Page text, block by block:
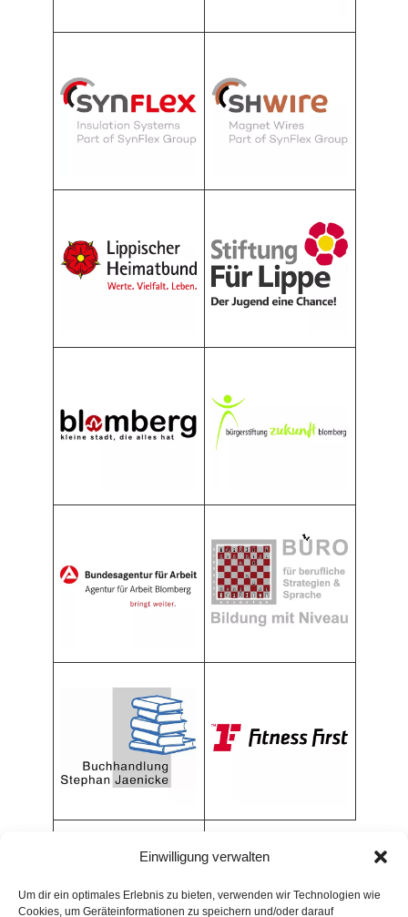
Einwilligung verwalten
Um dir ein optimales Erlebnis zu bieten, verwenden wir Technologien wie
Cookies, um Geräteinformationen zu speichern und/oder darauf